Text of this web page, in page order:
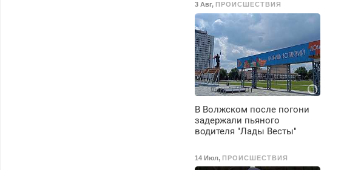
выходных.
Пенсионерам –
скидки до 40%.
Мастер со стажем.
3 Авг, ПРОИСШЕСТВИЯ
В Волжском после погони
задержали пьяного
водителя "Лады Весты"
14 Июл, ПРОИСШЕСТВИЯ